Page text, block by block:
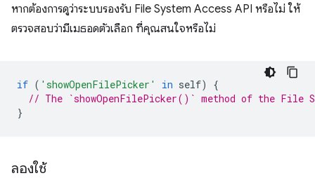
หากต้องการดูว่าระบบรองรับ File System Access API หรือไม่ ให้
ตรวจสอบว่ามีเมธอดตัวเลือก ที่คุณสนใจหรือไม่
if ( 'showOpenFilePicker' in self)
{
// The `showOpenFilePicker()` method of the File
}
ลองใช้